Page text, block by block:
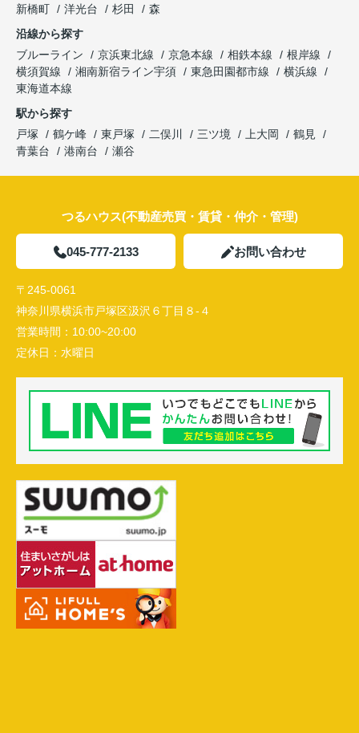
新橋町
洋光台 杉田
森
沿線から探す
ブルーライン
京浜東北線 京急本線 相鉄本線
根岸線
横須賀線
湘南新宿ライン宇須 東急田園都市線
横浜線
東海道本線
駅から探す
戸塚
鶴ケ峰 東戸塚 二俣川 三ツ境 上大岡
鶴見
青葉台
港南台 瀬谷
つるハウス(不動産売買・賃貸・仲介・管理)
045-777-2133 お問い合わせ
〒245-0061
神奈川県横浜市戸塚区汲沢６丁目８-４
営業時間： 10:00~20:00
定休日： 水曜日